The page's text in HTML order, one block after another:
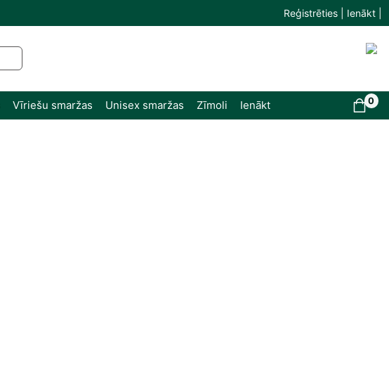
Reģistrēties | Ienākt |
Vīriešu smaržas Unisex smaržas Zīmoli Ienākt 0